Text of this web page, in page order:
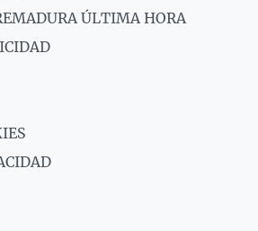
ÚLTIMA HORA